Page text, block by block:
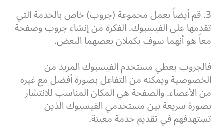
3. قم أيضاً بعمل مجموعة (جروب) خاص بالخدمة التي
تقدمها على الفيسبوك. الفكرة من إنشاء جروب وصفحة
معاً هو أنهما سوف يكملان بعضهما البعض.
فالجروب يعطي مستخدم الفيسبوك المزيد من
الخصوصية ويمكنه من التفاعل بصورة أفضل مع غيره
من الأعضاء. والصفحة هي المكان المناسب للانتشار
بصورة سريعة بين مستخدمي الفيسيوك الذين
تستهدفهم في تقديم خدمة معينة.